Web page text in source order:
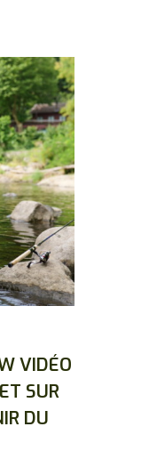
VIDÉO
SUR
DU